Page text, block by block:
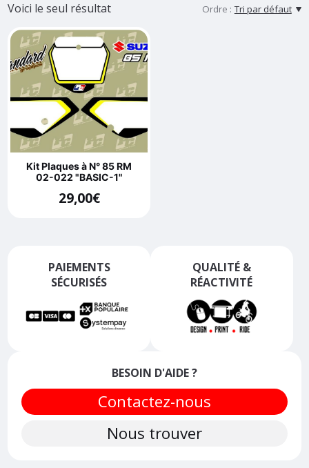
Voici le seul résultat Ordre : Tri par défaut
Kit Plaques à N° 85 RM
02-022 "BASIC-1"
29,00€
PAIEMENTS
SÉCURISÉS
QUALITÉ &
RÉACTIVITÉ
BESOIN D'AIDE ?
Contactez-nous
Nous trouver